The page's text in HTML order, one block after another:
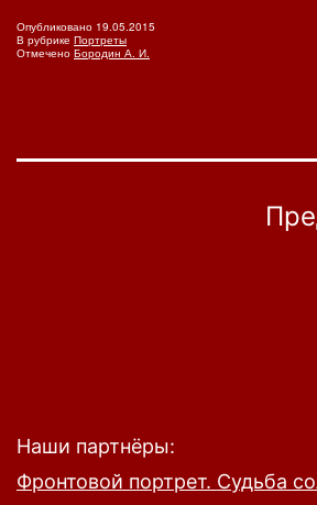
Опубликовано 19.05.2015
В рубрике Портреты
Отмечено Бородин А. И.
Наши партнёры:
Фронтовой портрет. Судьба